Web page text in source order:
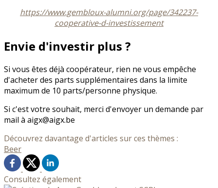
https://www.gembloux-alumni.org/page/342237-
cooperative-d-investissement
Envie d'investir plus ?
Si vous êtes déjà coopérateur, rien ne vous empêche
d'acheter des parts supplémentaires dans la limite
maximum de 10 parts/personne physique.
Si c'est votre souhait, merci d'envoyer un demande par
mail à aigx@aigx.be
Découvrez davantage d'articles sur ces thèmes :
Beer
Consultez également